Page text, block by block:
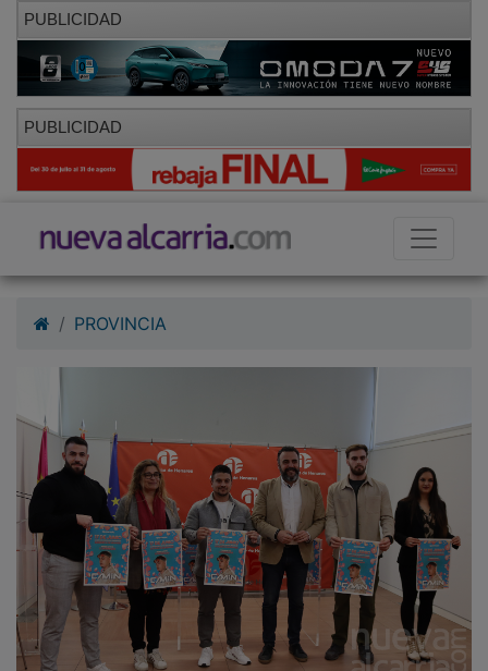
PUBLICIDAD
PUBLICIDAD